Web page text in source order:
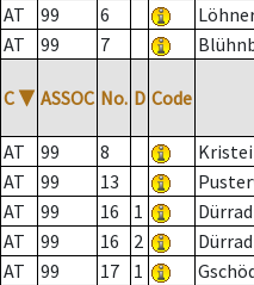
AT
99 6
AT
99 7
C ▼ ASSOC No. D Code
AT 99 8
AT
99 13
AT
99 16 1
AT
99 16 2
AT
99 17 1